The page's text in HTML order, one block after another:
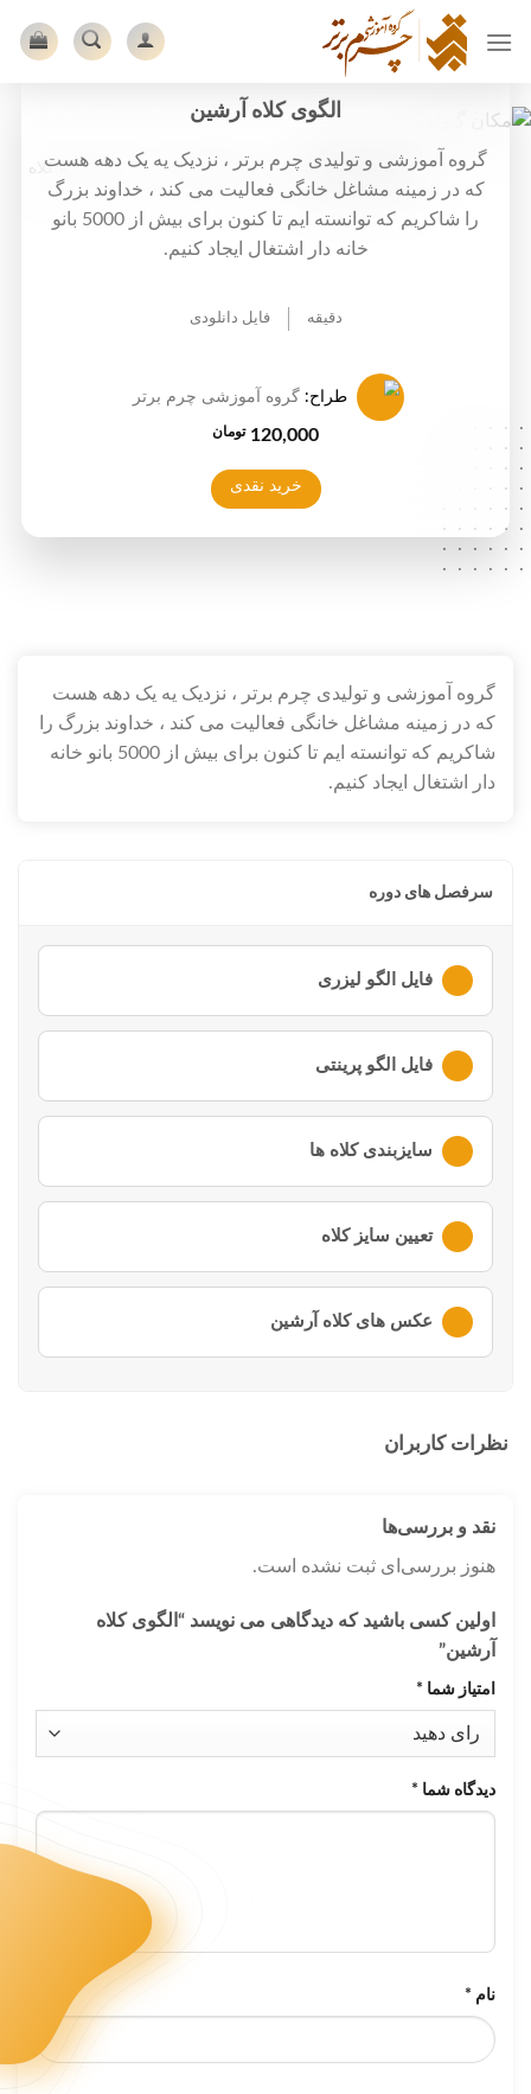
شما اینجا هستید: خانه الگوهای چرمی الگو دوره کلاه
الگوی کلاه آرشین
گروه آموزشی و تولیدی چرم برتر ، نزدیک یه یک دهه هست
که در زمینه مشاغل خانگی فعالیت می کند ، خداوند بزرگ
را شاکریم که توانسته ایم تا کنون برای بیش از 5000 بانو
خانه دار اشتغال ایجاد کنیم.
دقیقه فایل دانلودی
طراح: گروه آموزشی چرم برتر
120,000 تومان
خرید نقدی
گروه آموزشی و تولیدی چرم برتر ، نزدیک یه یک دهه هست
که در زمینه مشاغل خانگی فعالیت می کند ، خداوند بزرگ را
شاکریم که توانسته ایم تا کنون برای بیش از 5000 بانو خانه
دار اشتغال ایجاد کنیم.
سرفصل های دوره
فایل الگو لیزری
لطفا ابتدا وارد
فایل الگو پرینتی
لطفا ابتدا وارد
سایزبندی کلاه ها
لطفا ابتدا وارد
تعیین سایز کلاه
لطفا ابتدا وارد
عکس های کلاه آرشین
نظرات کاربران
نقد و بررسی‌ها
هنوز بررسی‌ای ثبت نشده است.
اولین کسی باشید که دیدگاهی می نویسد “الگوی کلاه
آرشین”
امتیاز شما *
دیدگاه شما *
نام *